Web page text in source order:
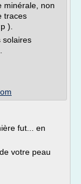
minérale, non
traces
).
solaires
fut... en
votre peau